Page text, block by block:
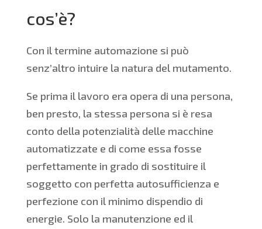
cos’è?
Con il termine automazione si può
senz’altro intuire la natura del mutamento.
Se prima il lavoro era opera di una persona,
ben presto, la stessa persona si è resa
conto della potenzialità delle macchine
automatizzate e di come essa fosse
perfettamente in grado di sostituire il
soggetto con perfetta autosufficienza e
perfezione con il minimo dispendio di
energie. Solo la manutenzione ed il